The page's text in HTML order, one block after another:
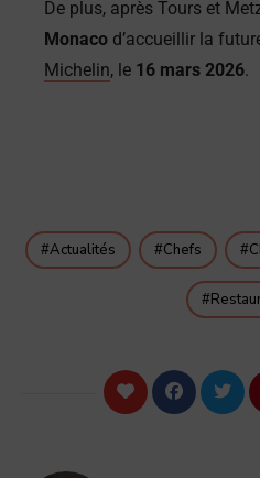
De plus, après Tours et
Monaco d’accueillir la
Michelin, le 16 mars 2026.
Actualités Chefs